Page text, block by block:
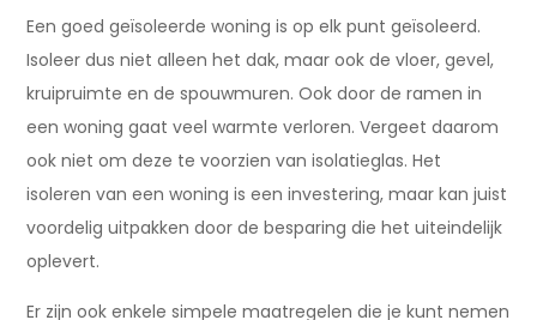
Een goed geïsoleerde woning is op elk punt geïsoleerd.
Isoleer dus niet alleen het dak, maar ook de vloer, gevel,
kruipruimte en de spouwmuren. Ook door de ramen in
een woning gaat veel warmte verloren. Vergeet daarom
ook niet om deze te voorzien van isolatieglas. Het
isoleren van een woning is een investering, maar kan juist
voordelig uitpakken door de besparing die het uiteindelijk
oplevert.
Er zijn ook enkele simpele maatregelen die je kunt nemen